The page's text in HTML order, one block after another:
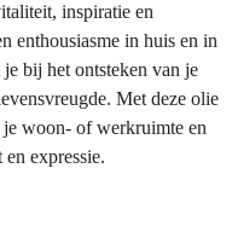
inspiratie en
enthousiasme in huis en in
bij het ontsteken van je
Met deze olie
je woon- of werkruimte en
expressie.